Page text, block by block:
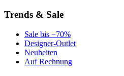
Trends & Sale
Sale bis −70%
Designer-Outlet
Neuheiten
Auf Rechnung